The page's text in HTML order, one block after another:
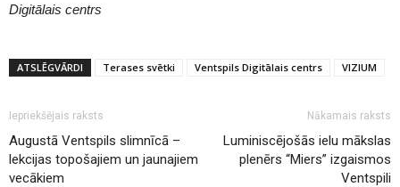
Digitālais centrs
ATSLĒGVĀRDI Terases svētki Ventspils Digitālais centrs VIZIUM
Iepriekšējais raksts
Augustā Ventspils slimnīcā –
lekcijas topošajiem un jaunajiem
vecākiem
Nākamais raksts
Luminiscējošās ielu mākslas
plenērs “Miers” izgaismos
Ventspili